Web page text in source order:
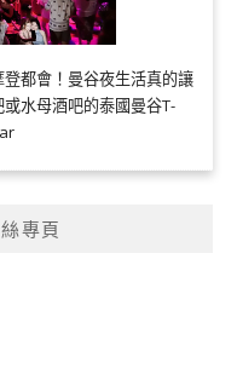
都會！曼谷夜生活真的讓
水母酒吧的泰國曼谷T-
專頁